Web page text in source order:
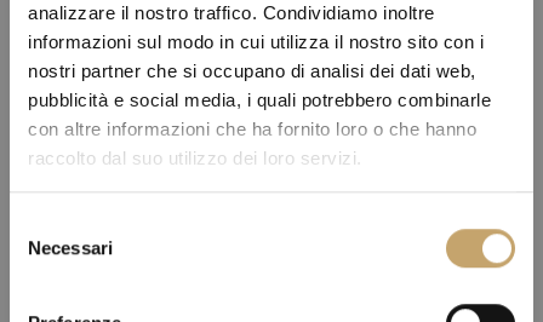
analizzare il nostro traffico. Condividiamo inoltre
informazioni sul modo in cui utilizza il nostro sito con i
nostri partner che si occupano di analisi dei dati web,
pubblicità e social media, i quali potrebbero combinarle
con altre informazioni che ha fornito loro o che hanno
raccolto dal suo utilizzo dei loro servizi.
Necessari